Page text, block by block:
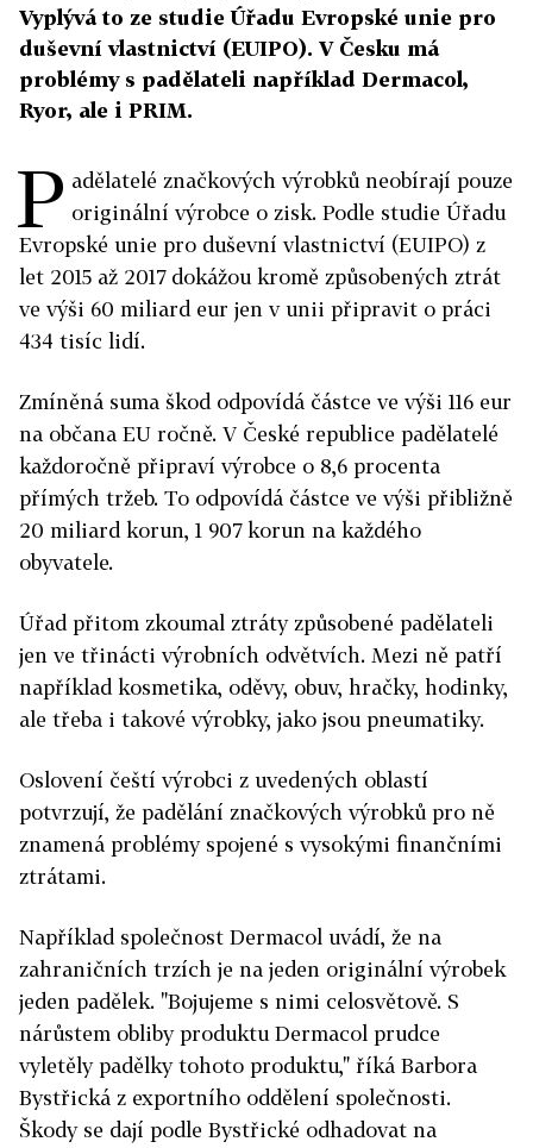
Vyplývá to ze studie Úřadu Evropské unie pro
duševní vlastnictví (EUIPO). V Česku má
problémy s padělateli například Dermacol,
Ryor, ale i PRIM.
P adělatelé značkových výrobků neobírají pouze
originální výrobce o zisk. Podle studie Úřadu
Evropské unie pro duševní vlastnictví (EUIPO) z
let 2015 až 2017 dokážou kromě způsobených ztrát
ve výši 60 miliard eur jen v unii připravit o práci
434 tisíc lidí.
Zmíněná suma škod odpovídá částce ve výši 116 eur
na občana EU ročně. V České republice padělatelé
každoročně připraví výrobce o 8,6 procenta
přímých tržeb. To odpovídá částce ve výši přibližně
20 miliard korun, 1 907 korun na každého
obyvatele.
Úřad přitom zkoumal ztráty způsobené padělateli
jen ve třinácti výrobních odvětvích. Mezi ně patří
například kosmetika, oděvy, obuv, hračky, hodinky,
ale třeba i takové výrobky, jako jsou pneumatiky.
Oslovení čeští výrobci z uvedených oblastí
potvrzují, že padělání značkových výrobků pro ně
znamená problémy spojené s vysokými finančními
ztrátami.
Například společnost Dermacol uvádí, že na
zahraničních trzích je na jeden originální výrobek
jeden padělek. "Bojujeme s nimi celosvětově. S
nárůstem obliby produktu Dermacol prudce
vyletěly padělky tohoto produktu," říká Barbora
Bystřická z exportního oddělení společnosti.
Škody se dají podle Bystřické odhadovat na